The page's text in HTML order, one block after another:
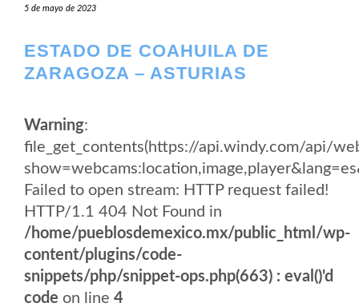
5 de mayo de 2023
ESTADO DE COAHUILA DE
ZARAGOZA – ASTURIAS
Warning:
file_get_contents(https://api.windy.com/api/
Failed to open stream: HTTP request failed!
HTTP/1.1 404 Not Found in
/home/pueblosdemexico.mx/public_html/wp-
content/plugins/code-
snippets/php/snippet-ops.php(663) : eval()'d
code on line 4